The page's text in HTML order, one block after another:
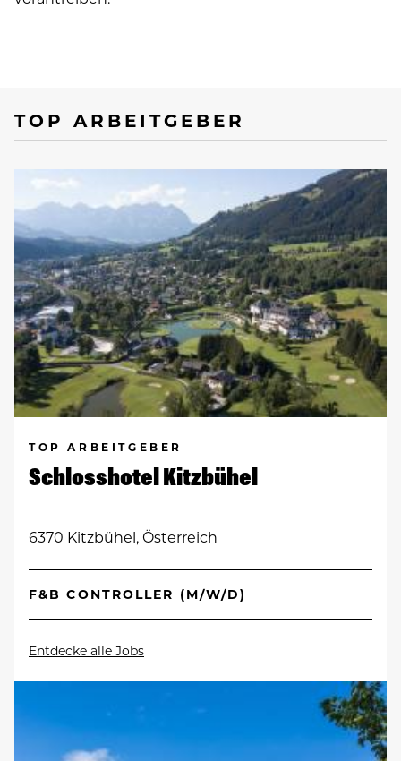
TOP ARBEITGEBER
TOP ARBEITGEBER
Schlosshotel Kitzbühel
6370 Kitzbühel, Österreich
F&B CONTROLLER (M/W/D)
Entdecke alle Jobs